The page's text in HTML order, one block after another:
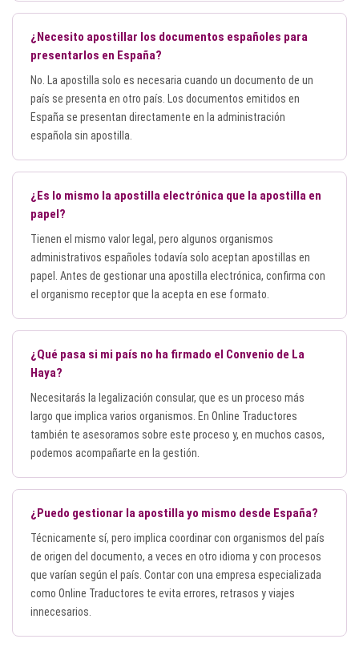
¿Necesito apostillar los documentos españoles para
presentarlos en España?
No. La apostilla solo es necesaria cuando un documento de un
país se presenta en otro país. Los documentos emitidos en
España se presentan directamente en la administración
española sin apostilla.
¿Es lo mismo la apostilla electrónica que la apostilla en
papel?
Tienen el mismo valor legal, pero algunos organismos
administrativos españoles todavía solo aceptan apostillas en
papel. Antes de gestionar una apostilla electrónica, confirma con
el organismo receptor que la acepta en ese formato.
¿Qué pasa si mi país no ha firmado el Convenio de La
Haya?
Necesitarás la legalización consular, que es un proceso más
largo que implica varios organismos. En Online Traductores
también te asesoramos sobre este proceso y, en muchos casos,
podemos acompañarte en la gestión.
¿Puedo gestionar la apostilla yo mismo desde España?
Técnicamente sí, pero implica coordinar con organismos del país
de origen del documento, a veces en otro idioma y con procesos
que varían según el país. Contar con una empresa especializada
como Online Traductores te evita errores, retrasos y viajes
innecesarios.